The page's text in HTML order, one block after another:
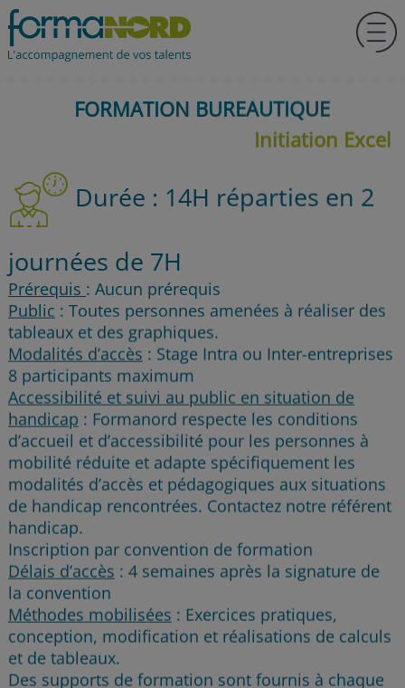
FORMATION BUREAUTIQUE
Initiation Excel
Durée : 14H réparties en 2
journées de 7H
Prérequis : Aucun prérequis
Public : Toutes personnes amenées à réaliser des
tableaux et des graphiques.
Modalités d’accès : Stage Intra ou Inter-entreprises
8 participants maximum
Accessibilité et suivi au public en situation de
handicap : Formanord respecte les conditions
d’accueil et d’accessibilité pour les personnes à
mobilité réduite et adapte spécifiquement les
modalités d’accès et pédagogiques aux situations
de handicap rencontrées. Contactez notre référent
handicap.
Inscription par convention de formation
Délais d’accès : 4 semaines après la signature de
la convention
Méthodes mobilisées : Exercices pratiques,
conception, modification et réalisations de calculs
et de tableaux.
Des supports de formation sont fournis à chaque